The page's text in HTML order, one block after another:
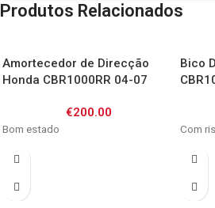
Produtos Relacionados
Amortecedor de Direcção
Honda CBR1000RR 04-07
€200.00
Bom estado
Bico
Com